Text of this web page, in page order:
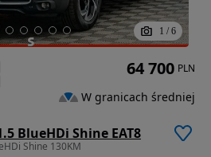
1 / 6
BlueHDi Shine EAT8
Shine 130KM
64 700 PLN
W granicach średniej